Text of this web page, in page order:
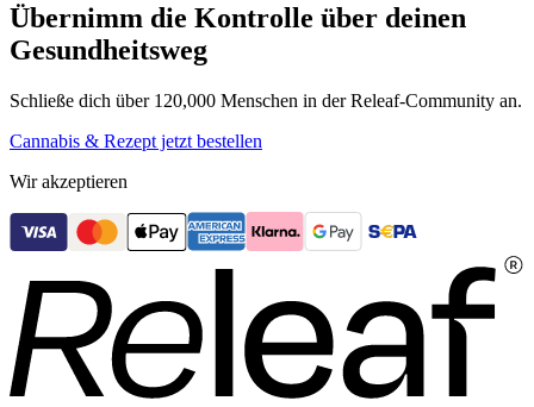
Übernimm die Kontrolle über deinen
Gesundheitsweg
Schließe dich über 120,000 Menschen in der Releaf-Community an.
Cannabis & Rezept jetzt bestellen
Wir akzeptieren